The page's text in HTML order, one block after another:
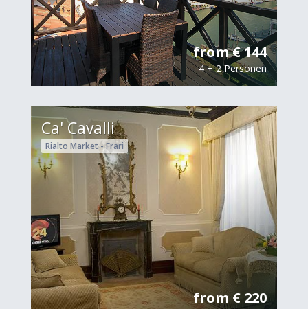
from € 144
4 + 2 Personen
Ca' Cavalli
Rialto Market - Frari
from € 220